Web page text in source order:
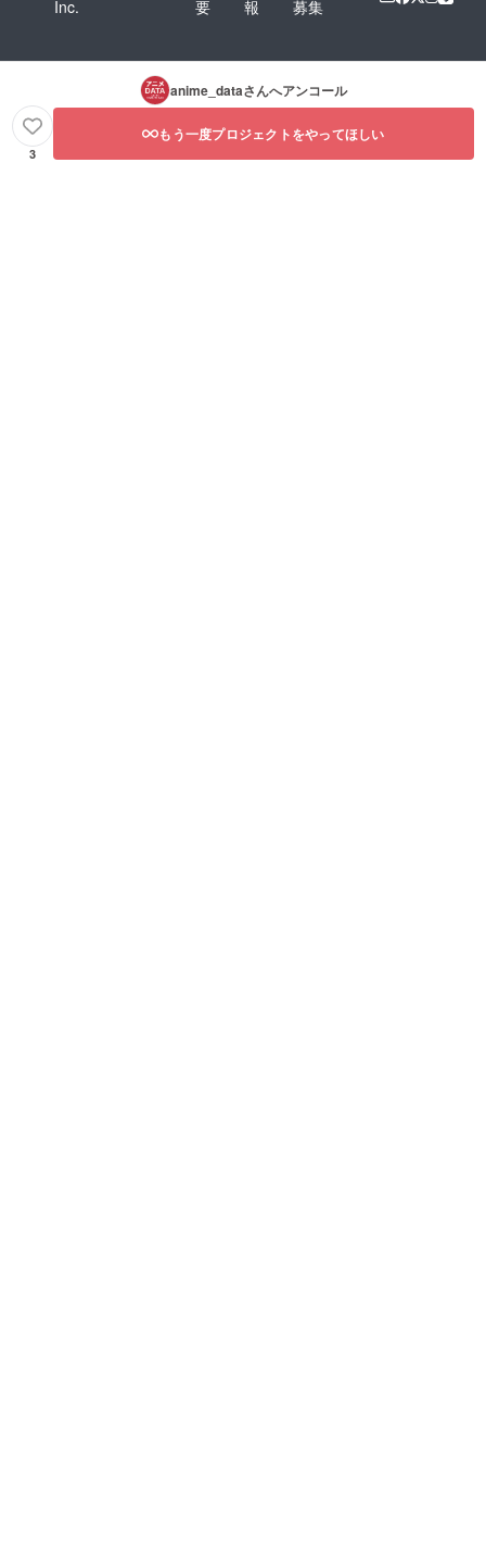
Inc. 要 報 募集
anime_dataさんへアンコール
3
もう一度プロジェクトをやってほしい